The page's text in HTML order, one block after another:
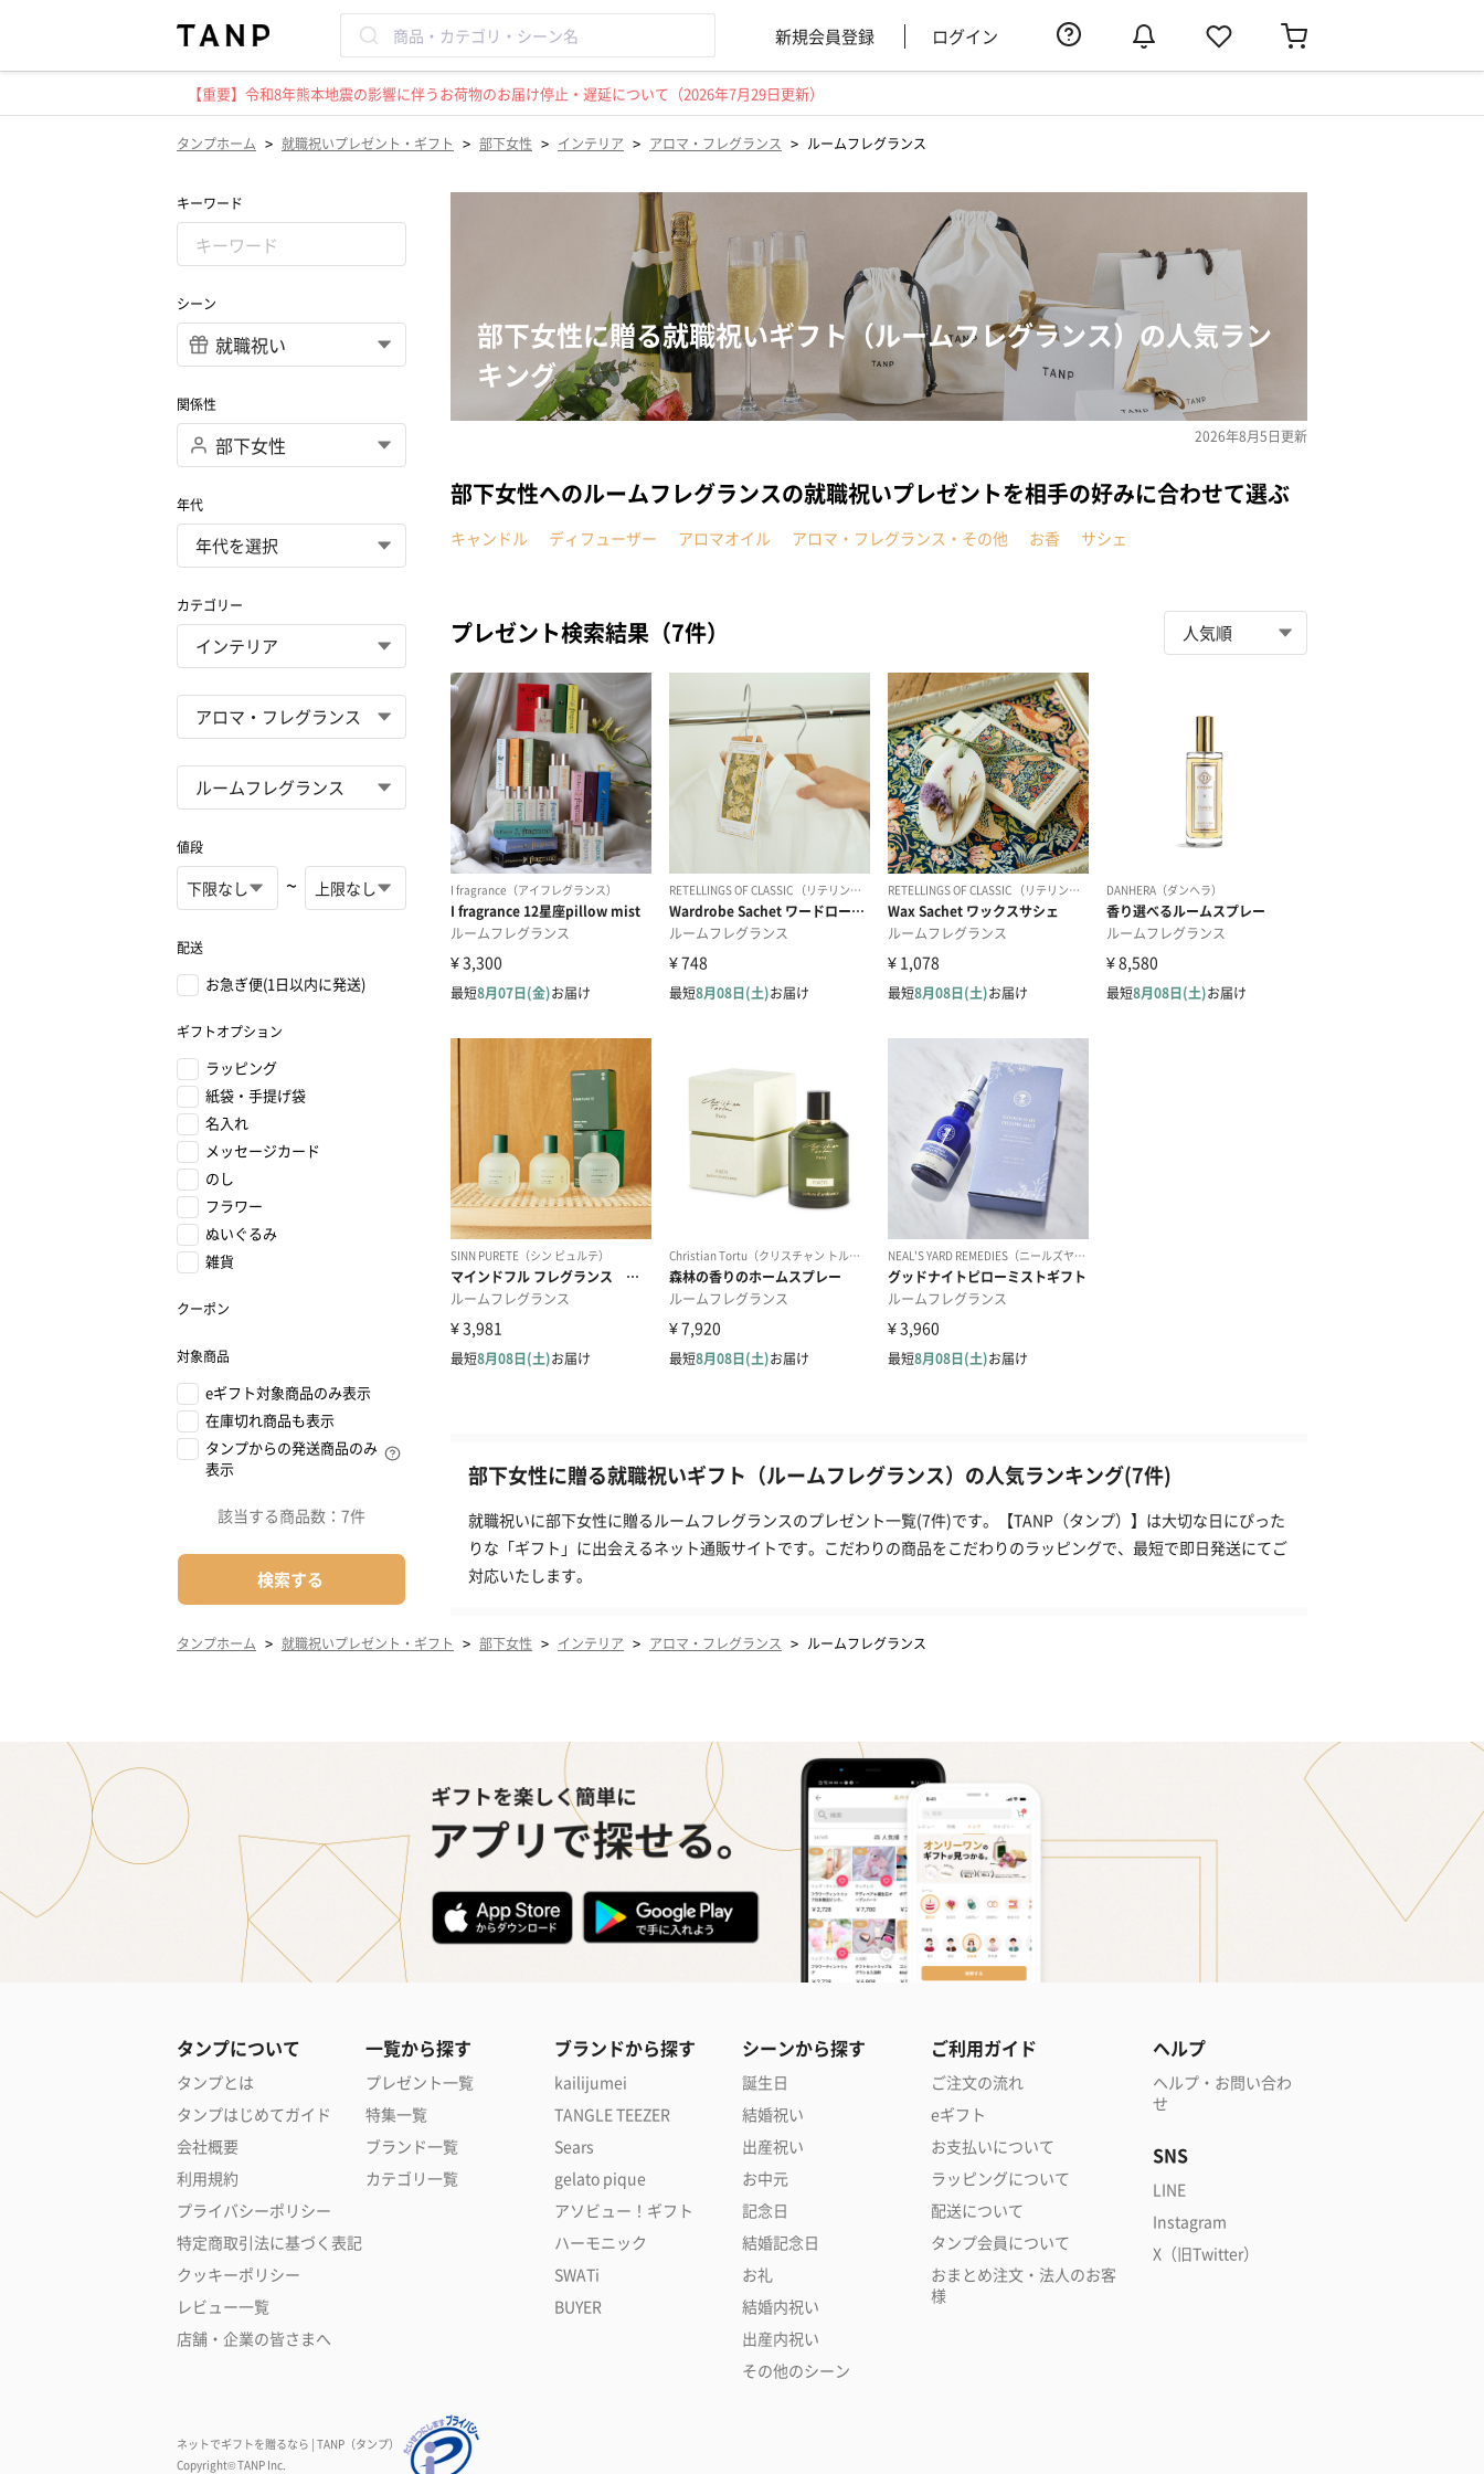
新規会員登録 ログイン
【重要】令和8年熊本地震の影響に伴うお荷物のお届け停止・遅延について（2026年7月29日更新）
タンプホーム > 就職祝いプレゼント・ギフト > 部下女性 > インテリア > アロマ・フレグランス > ルームフレグランス
キーワード
シーン
関係性
年代
カテゴリー
値段
~
配送
お急ぎ便(1日以内に発送)
ギフトオプション
ラッピング
紙袋・手提げ袋
名入れ
メッセージカード
のし
フラワー
ぬいぐるみ
雑貨
クーポン
対象商品
eギフト対象商品のみ表示
在庫切れ商品も表示
タンプからの発送商品のみ
表示
該当する商品数： 7件
検索する
部下女性に贈る就職祝いギフト（ルームフレグランス）の人気ラン
キング
2026年8月5日更新
部下女性へのルームフレグランスの就職祝いプレゼントを相手の好みに合わせて選ぶ
キャンドル ディフューザー アロマオイル アロマ・フレグランス・その他 お香 サシェ
プレゼント検索結果（7件）
部下女性に贈る就職祝いギフト（ルームフレグランス）の人気ランキング(7件)
就職祝いに部下女性に贈るルームフレグランスのプレゼント一覧(7件)です。【TANP（タンプ）】は大切な日にぴった
りな「ギフト」に出会えるネット通販サイトです。こだわりの商品をこだわりのラッピングで、最短で即日発送にてご
対応いたします。
タンプホーム > 就職祝いプレゼント・ギフト > 部下女性 > インテリア > アロマ・フレグランス > ルームフレグランス
タンプについて
タンプとは
タンプはじめてガイド
会社概要
利用規約
プライバシーポリシー
特定商取引法に基づく表記
クッキーポリシー
レビュー一覧
店舗・企業の皆さまへ
一覧から探す
プレゼント一覧
特集一覧
ブランド一覧
カテゴリ一覧
ブランドから探す
kailijumei
TANGLE TEEZER
Sears
gelato pique
アソビュー！ギフト
ハーモニック
SWATi
BUYER
シーンから探す
誕生日
結婚祝い
出産祝い
お中元
記念日
結婚記念日
お礼
結婚内祝い
出産内祝い
その他のシーン
ご利用ガイド
ご注文の流れ
eギフト
お支払いについて
ラッピングについて
配送について
タンプ会員について
おまとめ注文・法人のお客
様
ヘルプ
ヘルプ・お問い合わ
せ
SNS
LINE
Instagram
X（旧Twitter）
ネットでギフトを贈るなら | TANP（タンプ）
Copyright© TANP Inc.